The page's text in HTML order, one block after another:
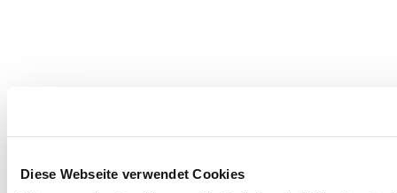
Diese Webseite verwendet Cookies